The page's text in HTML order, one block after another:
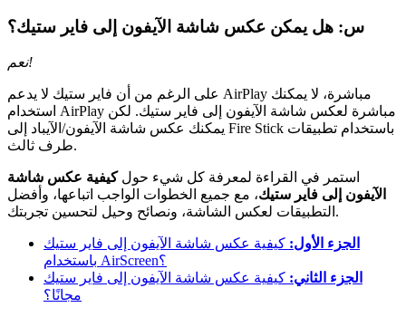
س: هل يمكن عكس شاشة الآيفون إلى فاير ستيك؟
نعم!
على الرغم من أن فاير ستيك لا يدعم AirPlay مباشرة، لا يمكنك
استخدام AirPlay مباشرة لعكس شاشة الآيفون إلى فاير ستيك. لكن
يمكنك عكس شاشة الآيفون/الآيباد إلى Fire Stick باستخدام تطبيقات
طرف ثالث.
استمر في القراءة لمعرفة كل شيء حولكيفية عكس شاشة
الآيفون إلى فاير ستيك، مع جميع الخطوات الواجب اتباعها، وأفضل
التطبيقات لعكس الشاشة، ونصائح وحيل لتحسين تجربتك.
الجزء الأول: كيفية عكس شاشة الآيفون إلى فاير ستيك
باستخدام AirScreen؟
الجزء الثاني: كيفية عكس شاشة الآيفون إلى فاير ستيك
مجانًا؟